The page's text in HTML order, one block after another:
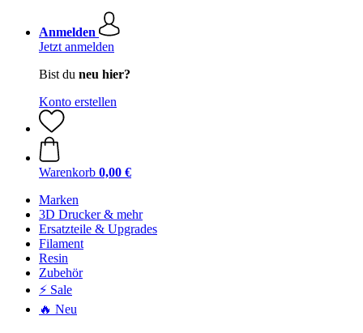
Anmelden
Jetzt anmelden
Bist du neu hier?
Konto erstellen
Warenkorb 0,00 €
Marken
3D Drucker & mehr
Ersatzteile & Upgrades
Filament
Resin
Zubehör
⚡ Sale
🔥 Neu